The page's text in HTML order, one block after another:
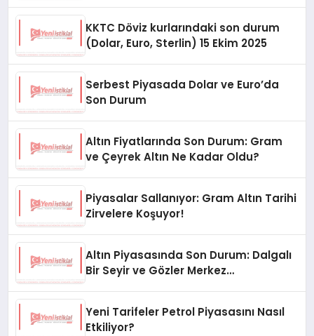
KKTC Döviz kurlarındaki son durum
(Dolar, Euro, Sterlin) 15 Ekim 2025
Serbest Piyasada Dolar ve Euro’da
Son Durum
Altın Fiyatlarında Son Durum: Gram
ve Çeyrek Altın Ne Kadar Oldu?
Piyasalar Sallanıyor: Gram Altın Tarihi
Zirvelere Koşuyor!
Altın Piyasasında Son Durum: Dalgalı
Bir Seyir ve Gözler Merkez
Yeni Tarifeler Petrol Piyasasını Nasıl
Etkiliyor?